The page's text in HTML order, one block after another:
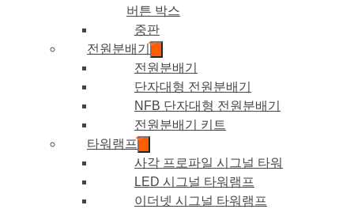
버튼 박스
중판
전원분배기
전원분배기
단자대형 전원분배기
NFB 단자대형 전원분배기
전원분배기 키트
타워램프
사각 프로파일 시그널 타워
LED 시그널 타워램프
이더넷 시그널 타워램프